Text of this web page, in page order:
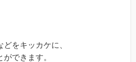
をキッカケに、
できます。